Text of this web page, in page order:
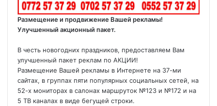
Размещение и продвижение Вашей рекламы!
Улучшенный акционный пакет.
В честь новогодних праздников, предоставляем Вам
улучшенный пакет реклам по АКЦИИ!
Размещение Вашей рекламы в Интернете на 37-ми
сайтах, в группах пяти популярных социальных сетей, на
52-х мониторах в салонах маршруток №123 и №172 и на
5 ТВ каналах в виде бегущей строки.